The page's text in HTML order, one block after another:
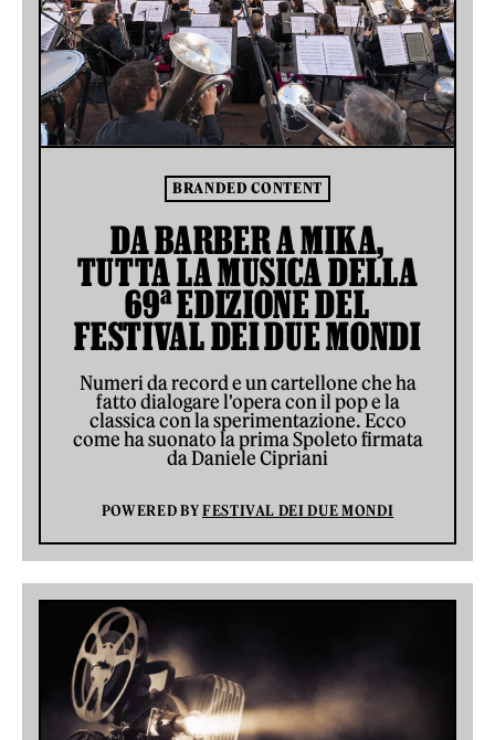
BRANDED CONTENT
DA BARBER A MIKA,
TUTTA LA MUSICA DELLA
69ª EDIZIONE DEL
FESTIVAL DEI DUE MONDI
Numeri da record e un cartellone che ha
fatto dialogare l'opera con il pop e la
classica con la sperimentazione. Ecco
come ha suonato la prima Spoleto firmata
da Daniele Cipriani
POWERED BYFESTIVAL DEI DUE MONDI